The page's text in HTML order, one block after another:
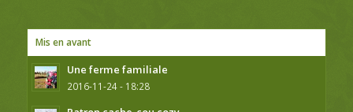
Mis en avant
Une ferme familiale
2016-11-24 - 18:28